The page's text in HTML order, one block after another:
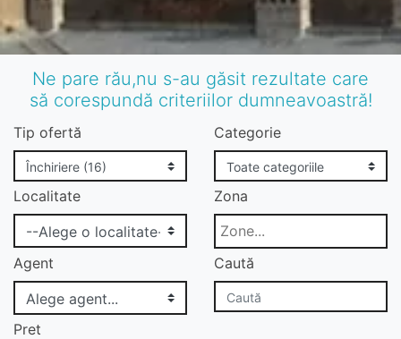
Ne pare rău,nu s-au găsit rezultate care
să corespundă criteriilor dumneavoastră!
Tip ofertă Categorie
Localitate Zona
Agent Caută
Pret